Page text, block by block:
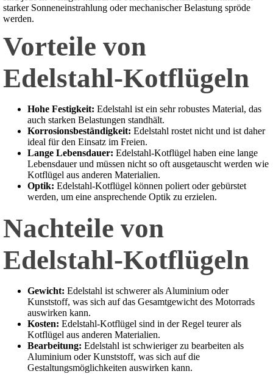
starker Sonneneinstrahlung oder mechanischer Belastung spröde
werden.
Vorteile von
Edelstahl-Kotflügeln
Hohe Festigkeit: Edelstahl ist ein sehr robustes Material, das
auch starken Belastungen standhält.
Korrosionsbeständigkeit: Edelstahl rostet nicht und ist daher
ideal für den Einsatz im Freien.
Lange Lebensdauer: Edelstahl-Kotflügel haben eine lange
Lebensdauer und müssen nicht so oft ausgetauscht werden wie
Kotflügel aus anderen Materialien.
Optik: Edelstahl-Kotflügel können poliert oder gebürstet
werden, um eine ansprechende Optik zu erzielen.
Nachteile von
Edelstahl-Kotflügeln
Gewicht: Edelstahl ist schwerer als Aluminium oder
Kunststoff, was sich auf das Gesamtgewicht des Motorrads
auswirken kann.
Kosten: Edelstahl-Kotflügel sind in der Regel teurer als
Kotflügel aus anderen Materialien.
Bearbeitung: Edelstahl ist schwieriger zu bearbeiten als
Aluminium oder Kunststoff, was sich auf die
Gestaltungsmöglichkeiten auswirken kann.